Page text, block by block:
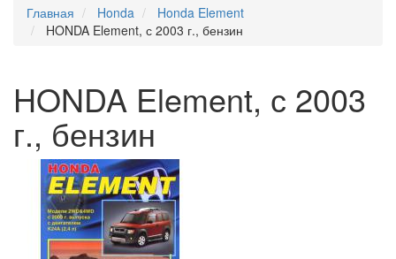
Главная
Honda
Honda Element
HONDA Element, с 2003 г., бензин
HONDA Element, с 2003
г., бензин